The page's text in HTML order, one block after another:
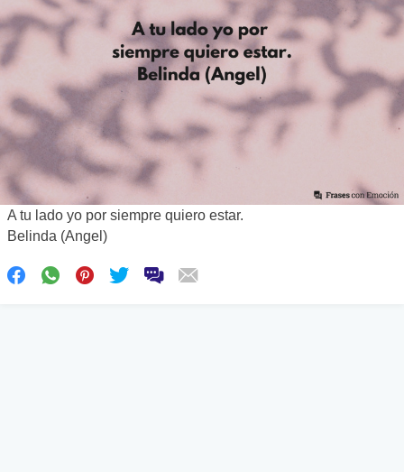
A tu lado yo por siempre quiero estar.
Belinda (Angel)